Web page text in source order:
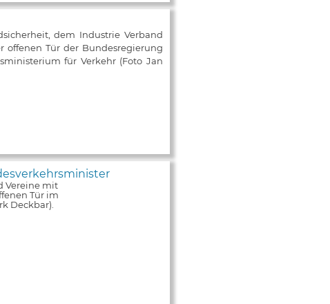
dem Industrie Verband
offenen Tür der Bundesregierung
für Verkehr (Foto Jan
Vereine mit
Tür im
Deckbar).